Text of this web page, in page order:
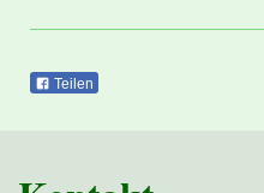
Teilen